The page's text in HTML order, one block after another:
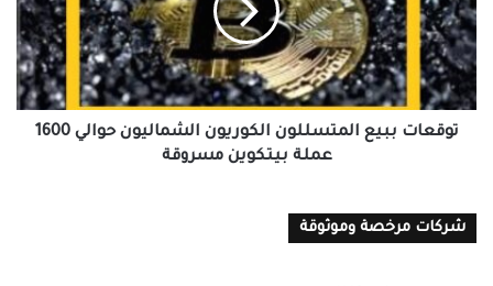
الشماليون
حوالي
1600
عملة
بيتكوين
مسروقة
توقعات ببيع المتسللون الكوريون الشماليون حوالي 1600
عملة بيتكوين مسروقة
شركات مرخصة وموثوقة